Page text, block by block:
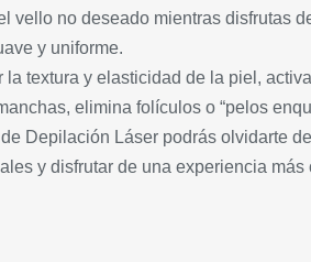
vello no deseado mientras disfrutas
y uniforme.
la textura y elasticidad de la piel,
elimina folículos o “pelos
Depilación Láser podrás olvidarte
y disfrutar de una experiencia más